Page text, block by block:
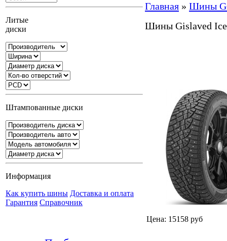
Литые
диски
Штампованные диски
Информация
Как купить шины Доставка и оплата
Гарантия Справочник
Главная » Шины
Шины Gislaved
Цена: 15158 руб